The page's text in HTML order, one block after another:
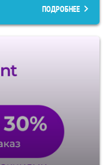
ПОДРОБНЕЕ